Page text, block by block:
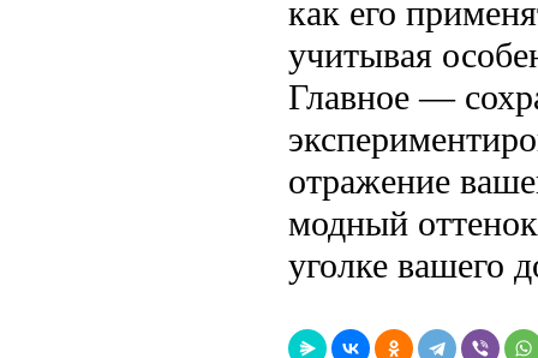
как его
учитывая
Главное —
отражение
модный
уголке вашего